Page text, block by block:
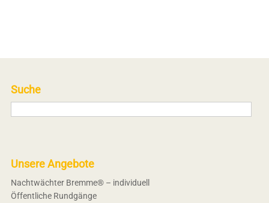
Suche
Unsere Angebote
Nachtwächter Bremme® – individuell
Öffentliche Rundgänge